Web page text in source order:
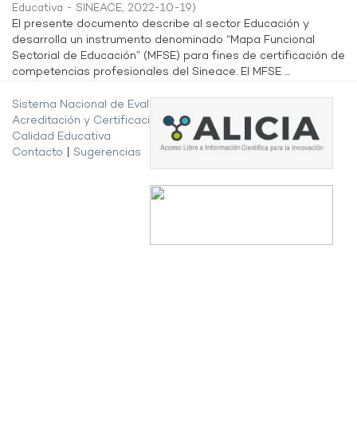
Educativa - SINEACE, 2022-10-19)
El presente documento describe al sector Educación y
desarrolla un instrumento denominado “Mapa Funcional
Sectorial de Educación” (MFSE) para fines de certificación de
competencias profesionales del Sineace. El MFSE ...
Sistema Nacional de Evaluación,
Acreditación y Certificación de la
Calidad Educativa
Contacto
Sugerencias